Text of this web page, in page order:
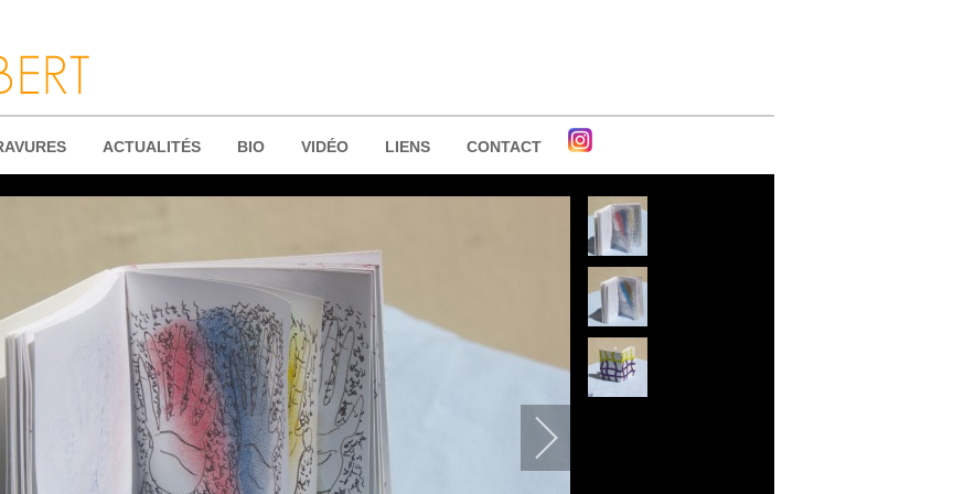
ACTUALITÉS BIO VIDÉO LIENS CONTACT